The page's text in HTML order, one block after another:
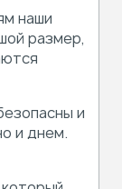
наши
размер,
и
и днем.